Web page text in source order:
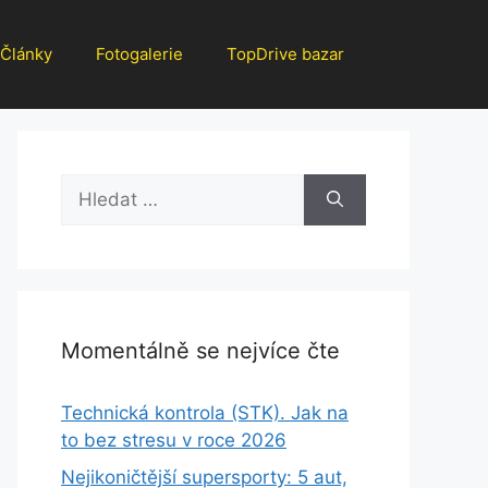
Články Fotogalerie TopDrive bazar
Hledat:
Momentálně se nejvíce čte
Technická kontrola (STK). Jak na
to bez stresu v roce 2026
Nejikoničtější supersporty: 5 aut,